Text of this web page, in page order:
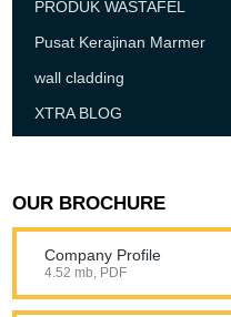
PRODUK WASTAFEL
Pusat Kerajinan Marmer
wall cladding
XTRA BLOG
OUR BROCHURE
Company Profile
4.52 mb, PDF